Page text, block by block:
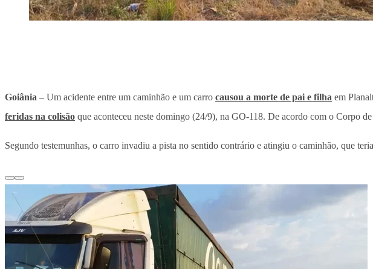
Goiânia – Um acidente entre um caminhão e um carro causou a morte de pai e filha em
feridas na colisão que aconteceu neste domingo (24/9), na GO-118. De acordo com o Corpo
Segundo testemunhas, o carro invadiu a pista no sentido contrário e atingiu o caminhão, que